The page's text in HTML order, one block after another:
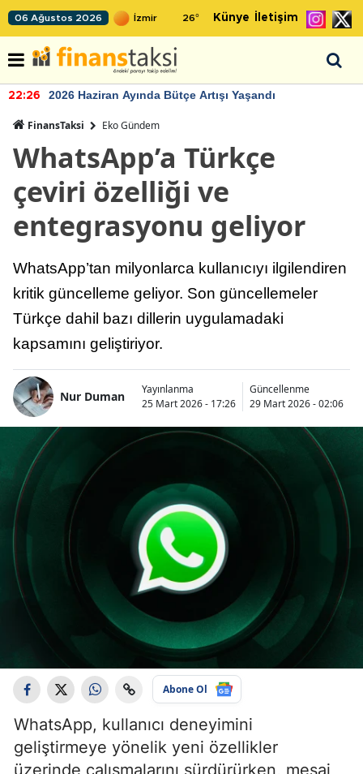
06 Ağustos 2026 26° Künye İletişim
22:26 2026 Haziran Ayında Bütçe Artışı Yaşandı
FinansTaksi Eko Gündem
WhatsApp’a Türkçe
çeviri özelliği ve
entegrasyonu geliyor
WhatsApp’tan milyonlarca kullanıcıyı ilgilendiren
kritik güncelleme geliyor. Son güncellemeler
Türkçe dahil bazı dillerin uygulamadaki
kapsamını geliştiriyor.
Nur Duman
Yayınlanma
25 Mart 2026 - 17:26
Güncellenme
29 Mart 2026 - 02:06
Abone Ol
WhatsApp, kullanıcı deneyimini
geliştirmeye yönelik yeni özellikler